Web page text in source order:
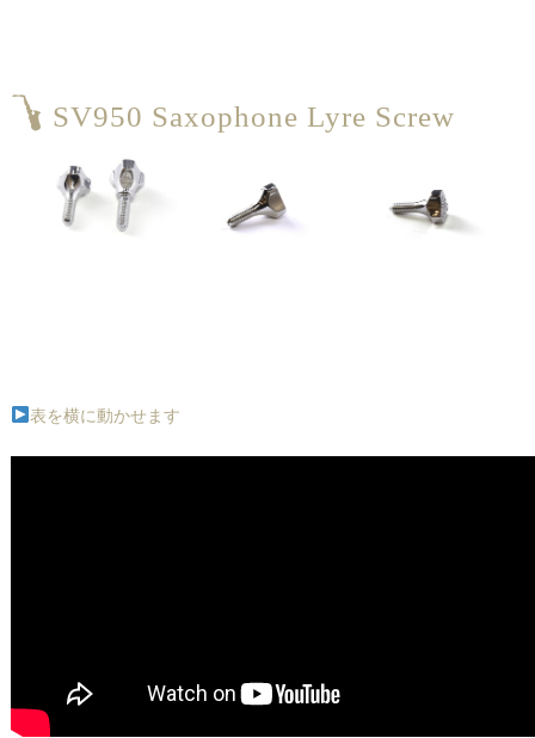
SV950 Saxophone Lyre Screw
表を横に動かせます